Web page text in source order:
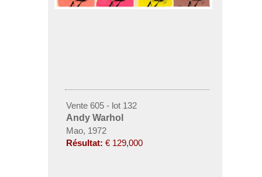
Vente 605 - lot 132
Andy Warhol
Mao, 1972
Résultat: € 129,000